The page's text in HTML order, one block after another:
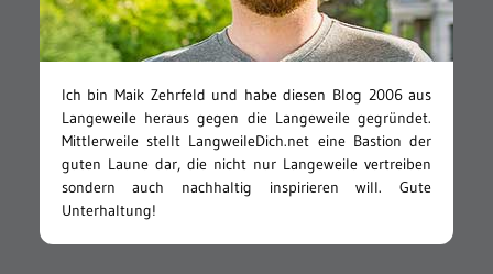
Ich bin Maik Zehrfeld und habe diesen Blog 2006 aus
Langeweile heraus gegen die Langeweile gegründet.
Mittlerweile stellt LangweileDich.net eine Bastion der
guten Laune dar, die nicht nur Langeweile vertreiben
sondern auch nachhaltig inspirieren will. Gute
Unterhaltung!